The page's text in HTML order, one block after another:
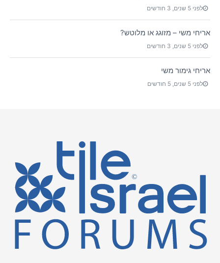
לפני 5 שנים, 3 חודשים
אריחי משי – מזוגג או מלוטש?
לפני 5 שנים, 3 חודשים
אריחי גימור משי
לפני 5 שנים, 5 חודשים